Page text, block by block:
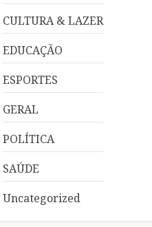
CULTURA & LAZER
EDUCAÇÃO
ESPORTES
GERAL
POLÍTICA
SAÚDE
Uncategorized